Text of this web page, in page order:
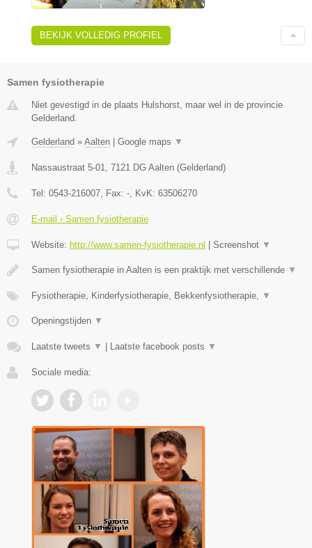
BEKIJK VOLLEDIG PROFIEL
Samen fysiotherapie
Niet gevestigd in de plaats Hulshorst, maar wel in de provincie
Gelderland.
Gelderland » Aalten Google maps ▼
Nassaustraat 5-01 7121 DG Aalten (Gelderland)
Tel: 0543-216007 , Fax: - , KvK: 63506270
E-mail › Samen fysiotherapie
Website: http://www.samen-fysiotherapie.nl Screenshot ▼
Samen fysiotherapie in Aalten is een praktijk met verschillende ▼
Fysiotherapie, Kinderfysiotherapie, Bekkenfysiotherapie, ▼
Openingstijden ▼
Laatste tweets ▼ Laatste facebook posts ▼
Sociale media: